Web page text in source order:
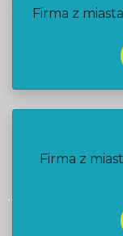
Firma z
Firma z